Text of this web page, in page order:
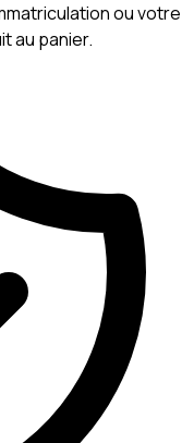
ou votre
au panier.